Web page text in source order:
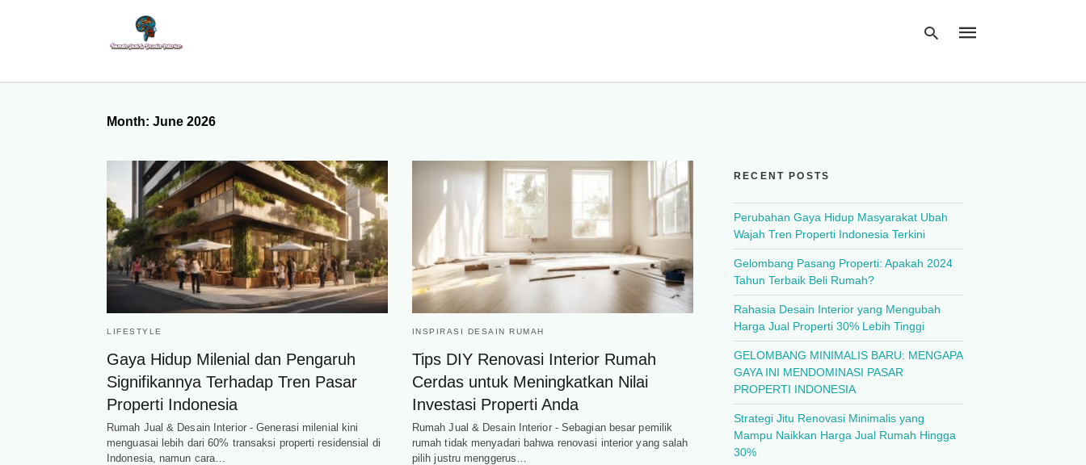
Month: June 2026
LIFESTYLE
Gaya Hidup Milenial dan Pengaruh
Signifikannya Terhadap Tren Pasar
Properti Indonesia
Rumah Jual & Desain Interior - Generasi milenial kini
menguasai lebih dari 60% transaksi properti residensial di
Indonesia, namun cara…
INSPIRASI DESAIN RUMAH
Tips DIY Renovasi Interior Rumah
Cerdas untuk Meningkatkan Nilai
Investasi Properti Anda
Rumah Jual & Desain Interior - Sebagian besar pemilik
rumah tidak menyadari bahwa renovasi interior yang salah
pilih justru menggerus…
RECENT POSTS
Perubahan Gaya Hidup Masyarakat Ubah
Wajah Tren Properti Indonesia Terkini
Gelombang Pasang Properti: Apakah 2024
Tahun Terbaik Beli Rumah?
Rahasia Desain Interior yang Mengubah
Harga Jual Properti 30% Lebih Tinggi
GELOMBANG MINIMALIS BARU: MENGAPA
GAYA INI MENDOMINASI PASAR
PROPERTI INDONESIA
Strategi Jitu Renovasi Minimalis yang
Mampu Naikkan Harga Jual Rumah Hingga
30%